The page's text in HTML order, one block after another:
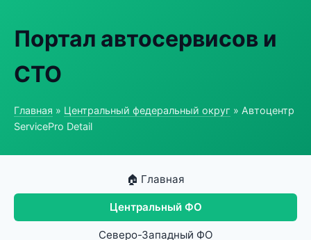
Портал автосервисов и
СТО
Главная » Центральный федеральный округ » Автоцентр
ServicePro Detail
🏠 Главная
Центральный ФО
Северо-Западный ФО